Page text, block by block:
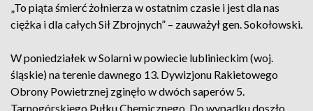
„To piąta śmierć żołnierza w ostatnim czasie i jest dla nas
ciężka i dla całych Sił Zbrojnych” – zauważył gen. Sokołowski.
W poniedziałek w Solarni w powiecie lublinieckim (woj.
śląskie) na terenie dawnego 13. Dywizjonu Rakietowego
Obrony Powietrznej zginęło w dwóch saperów 5.
Tarnogórskiego Pułku Chemicznego. Do wypadku doszło